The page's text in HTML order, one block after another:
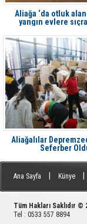
Aliağa ‘da otluk
yangın evlere
Aliağalılar
Seferber
Ana Sayfa Künye
Tüm Hakları Saklıdır ©
Tel : 0533 557 8894